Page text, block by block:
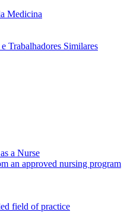
Medicina
Trabalhadores Similares
a Nurse
an approved nursing program
field of practice